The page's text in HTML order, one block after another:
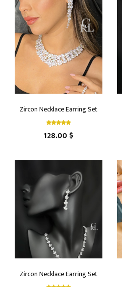
Zircon Necklace Earring Set
128.00 $
Zircon Necklace Earring Set